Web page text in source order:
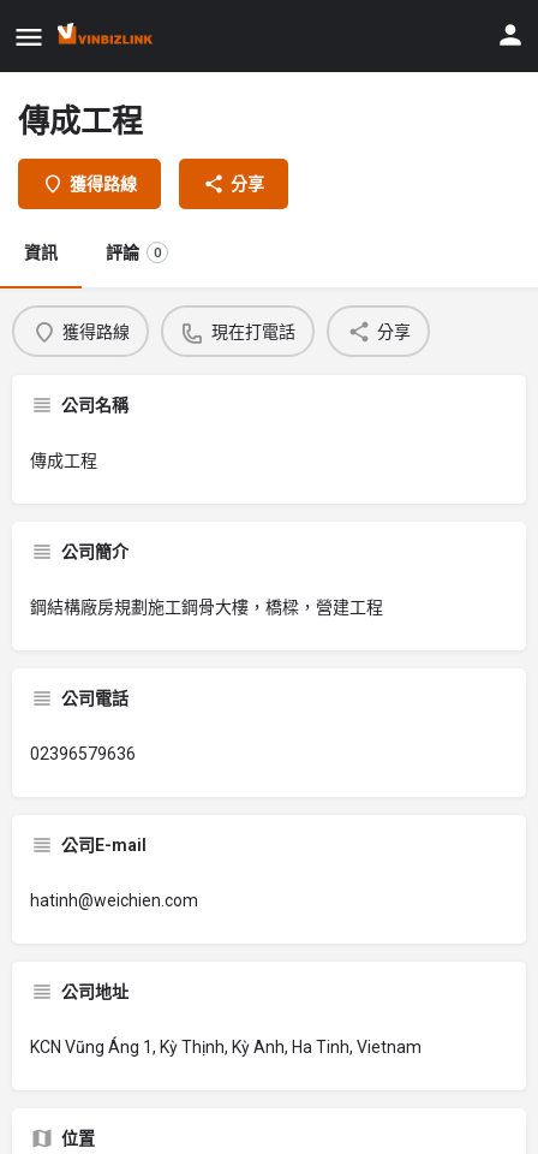
傳成工程
獲得路線 分享
資訊 評論 0
獲得路線 現在打電話 分享
公司名稱
傳成工程
公司簡介
鋼結構廠房規劃施工鋼骨大樓，橋樑，營建工程
公司電話
02396579636
公司E-mail
hatinh@weichien.com
公司地址
KCN Vũng Áng 1, Kỳ Thịnh, Kỳ Anh, Ha Tinh, Vietnam
位置